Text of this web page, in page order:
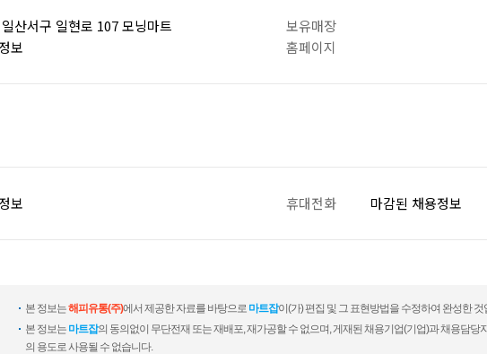
산서구 일현로 107 모닝마트
보유매장
보 홈페이지
보 휴대전화 마감된 채용정보
본 정보는해피유통(주)에서 제공한 자료를 바탕으로 마트잡이(가) 편집 및 그 표현방법을 수정하여 완성한 것
본 정보는 마트잡의 동의없이 무단전재 또는 재배포, 재가공할 수 없으며, 게재된 채용기업(기업)과 채용담당
의 용도로 사용될 수 없습니다.